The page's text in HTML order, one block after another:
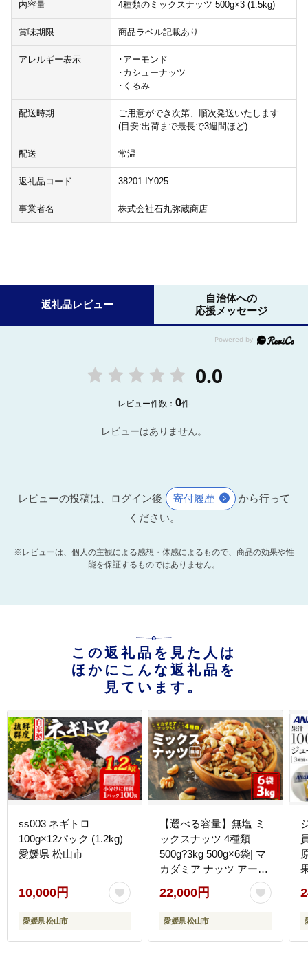
内容量 4種類のミックスナッツ 500g×3 (1.5kg)
賞味期限 商品ラベル記載あり
アレルギー表示
･アーモンド
･カシューナッツ
･くるみ
配送時期
ご用意ができ次第、順次発送いたします
(目安:出荷まで最長で3週間ほど)
配送 常温
返礼品コード 38201-IY025
事業者名 株式会社石丸弥蔵商店
返礼品レビュー
自治体への
応援メッセージ
0.0
レビュー件数：0件
レビューはありません。
レビューの投稿は、ログイン後 寄付履歴
から行って
ください。
※レビューは、個人の主観による感想・体感によるもので、商品の効果や性
能を保証するものではありません。
この返礼品を見た人は
ほかにこんな返礼品を
見ています。
ss003 ネギトロ
100g×12パック (1.2kg)
愛媛県 松山市
10,000円
愛媛県 松山市
【選べる容量】無塩 ミ
ックスナッツ 4種類
500g?3kg 500g×6袋| マ
カダミア ナッツ アーモ
ンド カシューナッツ く
るみ マカダミアナッツ
500g 美容 美味しいミッ
ット 食物繊維 ミックス
22,000円
愛媛県 松山市